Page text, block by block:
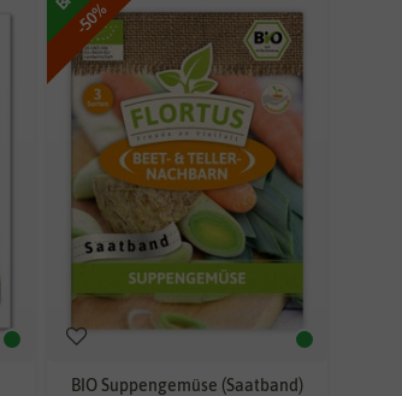
-50%
BIO Suppengemüse (Saatband)